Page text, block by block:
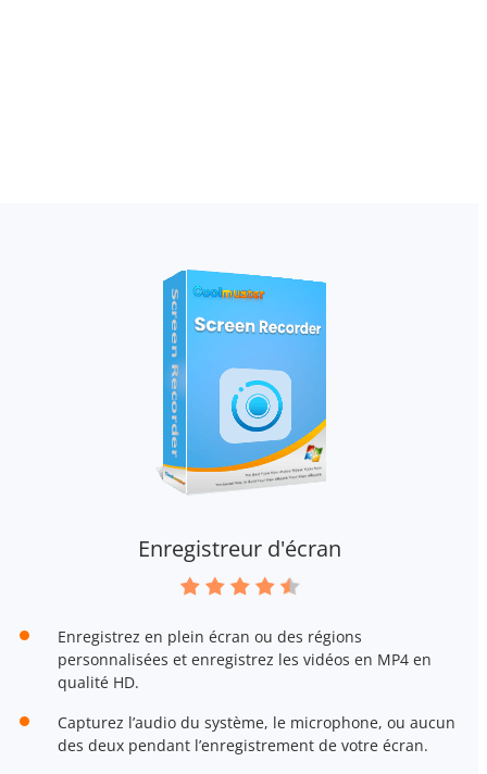
Enregistreur d'écran
Enregistrez en plein écran ou des régions
personnalisées et enregistrez les vidéos en MP4 en
qualité HD.
Capturez l’audio du système, le microphone, ou aucun
des deux pendant l’enregistrement de votre écran.